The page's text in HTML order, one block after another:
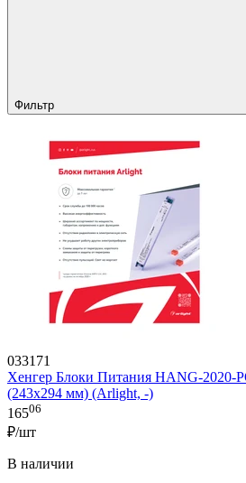
Фильтр
033171
Хенгер Блоки Питания HANG-2020-
(243x294 мм) (Arlight, -)
16506
₽/шт
В наличии